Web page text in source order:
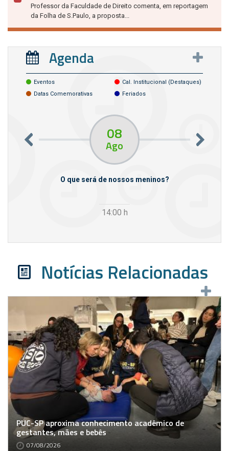
Professor da Faculdade de Direito comenta, em reportagem
da Folha de S.Paulo, a proposta...
Agenda
Eventos
Cal. Institucional (destaques)
Datas Comemorativas
Feriados
08
Ago
O que será de nossos meninos?
14:00 h
Notícias Relacionadas
PUC-SP aproxima conhecimento acadêmico de
gestantes, mães e bebês
07/08/2026